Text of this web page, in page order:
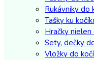
Rukávniky do
Tašky ku
Hračky
Sety, dečky
Vložky do